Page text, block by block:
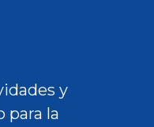
y
para la